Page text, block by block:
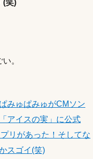
(笑)
。
みゅぱみゅがCMソン
アイスの実」に公式
リがあった！そしてな
スゴイ(笑)